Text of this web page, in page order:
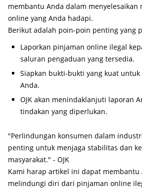
membantu Anda dalam menyelesaikan
online yang Anda hadapi.
Berikut adalah poin-poin penting yang
Laporkan pinjaman online ilegal
saluran pengaduan yang tersedia.
Siapkan bukti-bukti yang kuat
Anda.
OJK akan menindaklanjuti laporan
tindakan yang diperlukan.
"Perlindungan konsumen dalam
penting untuk menjaga stabilitas dan
masyarakat." - OJK
Kami harap artikel ini dapat membantu
melindungi diri dari pinjaman online